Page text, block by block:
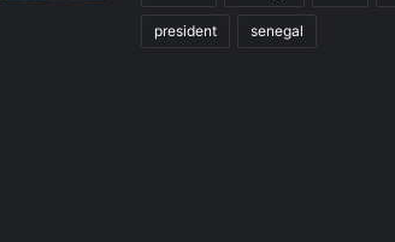
president senegal